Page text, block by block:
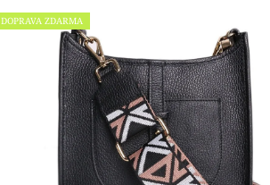
DOPRAVA ZDARMA